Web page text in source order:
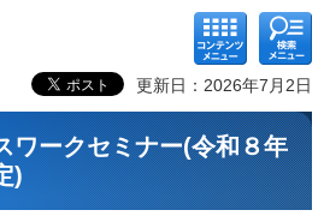
コンテ
ンツメ
ニュー
検索メ
ニュー
更新日：2026年7月2日
ワークセミナー(令和８年
)